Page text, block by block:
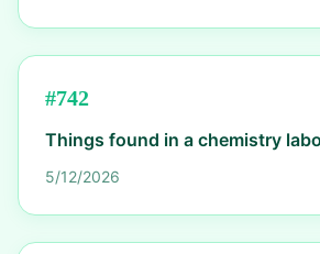
#742
Things found in a chemistry
5/12/2026